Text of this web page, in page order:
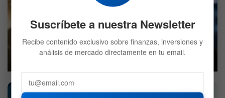
La burbuja de la IA podría llevar a Bitcoin al millón de
dólares, según Arthur Hayes
Suscríbete a nuestra Newsletter
Recibe contenido exclusivo sobre finanzas, inversiones y
análisis de mercado directamente en tu email.